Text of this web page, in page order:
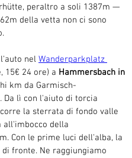
peraltro a soli 1387m —
della vetta non ci sono
nel Wanderparkplatz
15€ 24 ore) a Hammersbach in
km da Garmisch-
Da lì con l'aiuto di torcia
la sterrata di fondo valle
all'imbocco della
Con le prime luci dell'alba, la
fronte. Ne raggiungiamo